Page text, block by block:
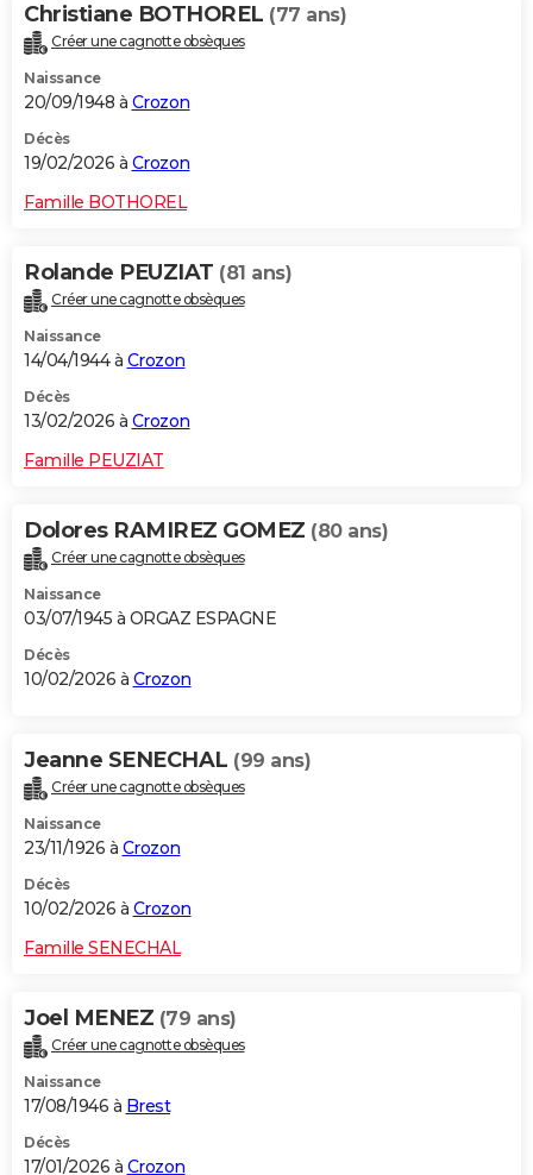
Christiane BOTHOREL (77 ans)
Créer une cagnotte obsèques
Naissance
20/09/1948 à Crozon
Décès
19/02/2026 à Crozon
Famille BOTHOREL
Rolande PEUZIAT (81 ans)
Créer une cagnotte obsèques
Naissance
14/04/1944 à Crozon
Décès
13/02/2026 à Crozon
Famille PEUZIAT
Dolores RAMIREZ GOMEZ (80 ans)
Créer une cagnotte obsèques
Naissance
03/07/1945 à ORGAZ ESPAGNE
Décès
10/02/2026 à Crozon
Jeanne SENECHAL (99 ans)
Créer une cagnotte obsèques
Naissance
23/11/1926 à Crozon
Décès
10/02/2026 à Crozon
Famille SENECHAL
Joel MENEZ (79 ans)
Créer une cagnotte obsèques
Naissance
17/08/1946 à Brest
Décès
17/01/2026 à Crozon